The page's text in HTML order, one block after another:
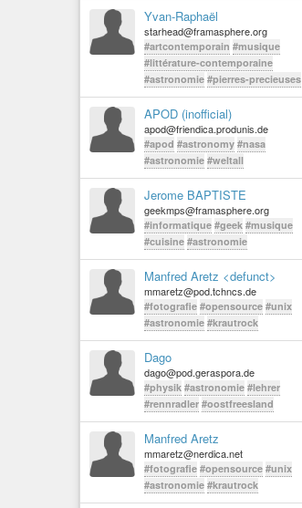
Yvan-Raphaël
starhead@framasphere.org
#artcontemporain #musique
#littérature-contemporaine
#astronomie #pierres-precieuses
APOD (inofficial)
apod@friendica.produnis.de
#apod #astronomy #nasa
#astronomie #weltall
Jerome BAPTISTE
geekmps@framasphere.org
#informatique #geek #musique
#cuisine #astronomie
Manfred Aretz <defunct>
mmaretz@pod.tchncs.de
#fotografie #opensource #unix
#astronomie #krautrock
Dago
dago@pod.geraspora.de
#physik #astronomie #lehrer
#rennradler #oostfreesland
Manfred Aretz
mmaretz@nerdica.net
#fotografie #opensource #unix
#astronomie #krautrock